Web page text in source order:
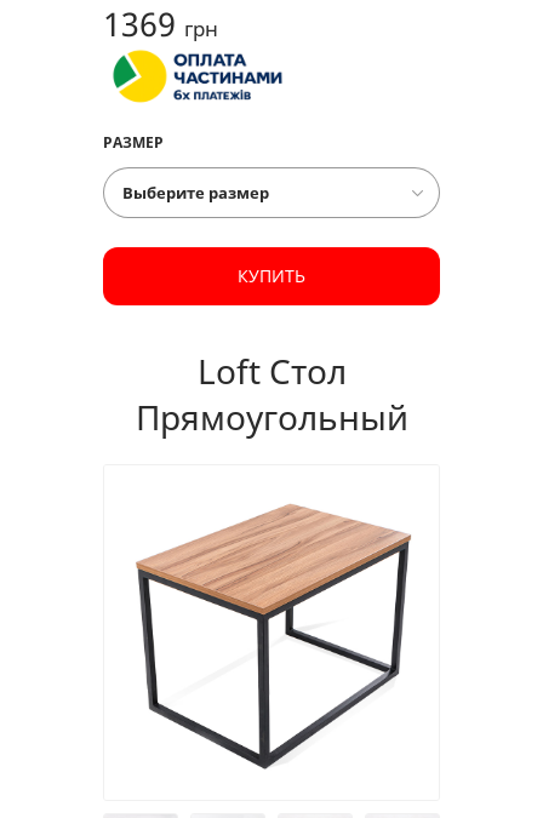
1369 грн
РАЗМЕР
КУПИТЬ
Loft Стол
Прямоугольный